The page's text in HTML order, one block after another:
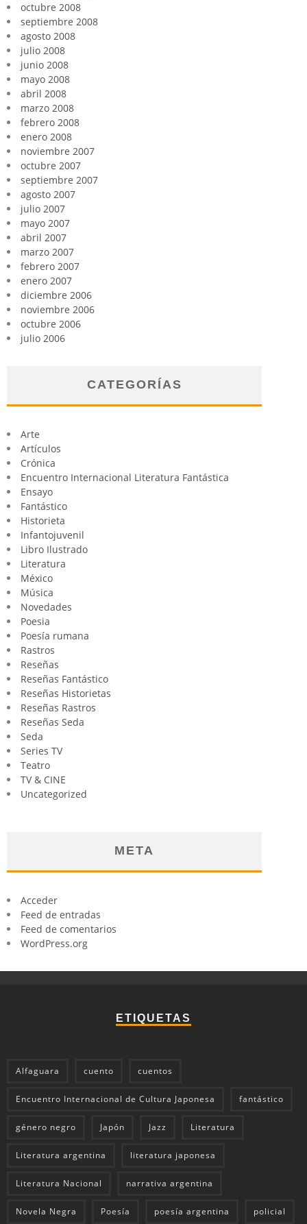
octubre 2008
septiembre 2008
agosto 2008
julio 2008
junio 2008
mayo 2008
abril 2008
marzo 2008
febrero 2008
enero 2008
noviembre 2007
octubre 2007
septiembre 2007
agosto 2007
julio 2007
mayo 2007
abril 2007
marzo 2007
febrero 2007
enero 2007
diciembre 2006
noviembre 2006
octubre 2006
julio 2006
CATEGORÍAS
Arte
Artículos
Crónica
Encuentro Internacional Literatura Fantástica
Ensayo
Fantástico
Historieta
Infantojuvenil
Libro Ilustrado
Literatura
México
Música
Novedades
Poesia
Poesía rumana
Rastros
Reseñas
Reseñas Fantástico
Reseñas Historietas
Reseñas Rastros
Reseñas Seda
Seda
Series TV
Teatro
TV & CINE
Uncategorized
META
Acceder
Feed de entradas
Feed de comentarios
WordPress.org
ETIQUETAS
Alfaguara cuento cuentos
Encuentro Internacional de Cultura Japonesa fantástico
género negro Japón Jazz Literatura
Literatura argentina literatura japonesa
Literatura Nacional narrativa argentina
Novela Negra Poesía poesía argentina policial